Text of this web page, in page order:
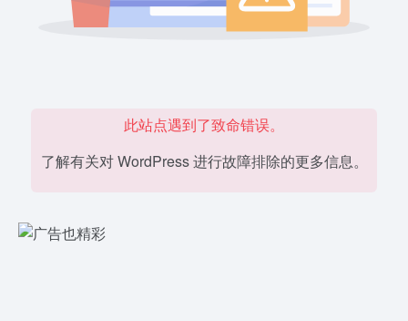
此站点遇到了致命错误。
了解有关对 WordPress 进行故障排除的更多信息。